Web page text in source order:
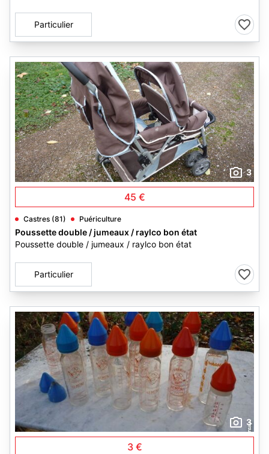
Particulier
3
45 €
Castres (81) Puériculture
Poussette double / jumeaux / raylco bon état
Poussette double / jumeaux / raylco bon état
Particulier
3
3 €